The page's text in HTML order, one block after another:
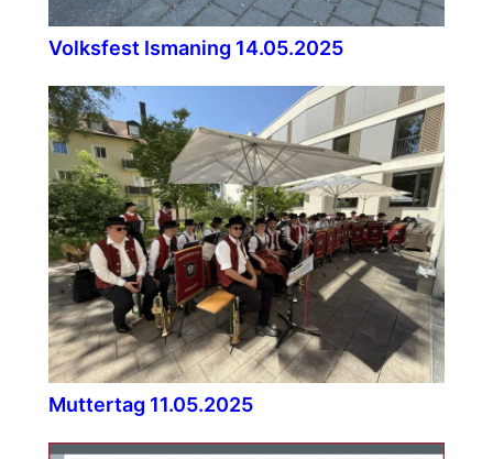
Volksfest Ismaning 14.05.2025
Muttertag 11.05.2025